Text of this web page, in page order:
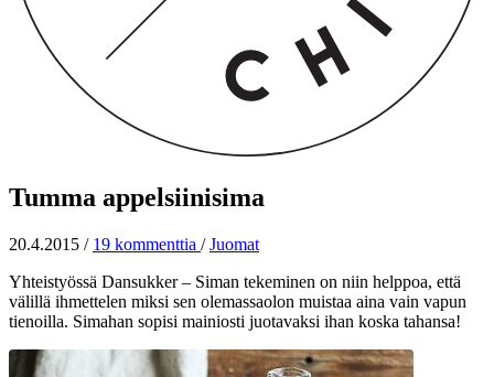
Tumma appelsiinisima
20.4.2015 / 19 kommenttia / Juomat
Yhteistyössä Dansukker – Siman tekeminen on niin helppoa, että
välillä ihmettelen miksi sen olemassaolon muistaa aina vain vapun
tienoilla. Simahan sopisi mainiosti juotavaksi ihan koska tahansa!